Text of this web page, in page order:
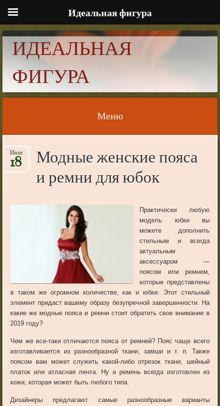
ИДЕАЛЬНАЯ
ФИГУРА
Меню
Skip to content
Модные женские пояса
и ремни для юбок
Июн
18
Практически любую
модель юбки вы
можете дополнить
стильным и всегда
актуальным
аксессуаром —
поясом или ремнем,
которые представлены
в таком же огромном количестве, как и юбки. Этот стильный
элемент придаст вашему образу безупречной завершенности. На
какие же модные пояса и ремни стоит обратить свое внимание в
2019 году?
Чем же все-таки отличаются пояса от ремней? Пояс чаще всего
изготавливается из разнообразной ткани, замши и т. п. Также
поясом вам может служить какой-либо отрезок ткани, шейный
платок или атласная лента. Ну а ремень всегда изготовлен из
кожи, которая может быть любого типа.
Дизайнеры предлагают самые разнообразные варианты
Идеальная фигура